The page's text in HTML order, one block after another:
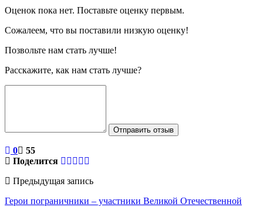
Оценок пока нет. Поставьте оценку первым.
Сожалеем, что вы поставили низкую оценку!
Позвольте нам стать лучше!
Расскажите, как нам стать лучше?
Отправить отзыв
0
55
Поделится
Предыдущая запись
Герои пограничники – участники Великой Отечественной